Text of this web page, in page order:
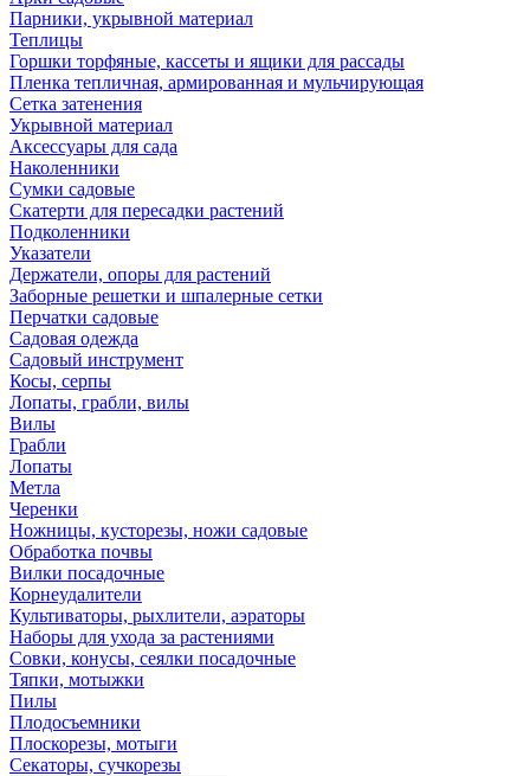
Парники, укрывной материал
Теплицы
Горшки торфяные, кассеты и ящики для рассады
Пленка тепличная, армированная и мульчирующая
Сетка затенения
Укрывной материал
Аксессуары для сада
Наколенники
Сумки садовые
Скатерти для пересадки растений
Подколенники
Указатели
Держатели, опоры для растений
Заборные решетки и шпалерные сетки
Перчатки садовые
Садовая одежда
Садовый инструмент
Косы, серпы
Лопаты, грабли, вилы
Вилы
Грабли
Лопаты
Метла
Черенки
Ножницы, кусторезы, ножи садовые
Обработка почвы
Вилки посадочные
Корнеудалители
Культиваторы, рыхлители, аэраторы
Наборы для ухода за растениями
Совки, конусы, сеялки посадочные
Тяпки, мотыжки
Пилы
Плодосъемники
Плоскорезы, мотыги
Секаторы, сучкорезы